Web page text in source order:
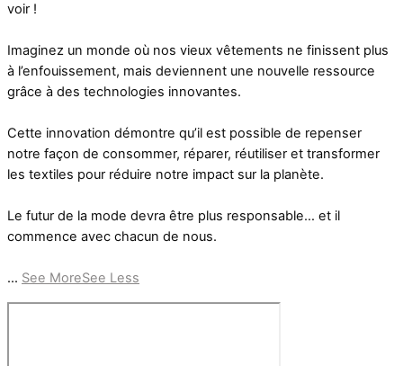
voir !
Imaginez un monde où nos vieux vêtements ne finissent plus
à l’enfouissement, mais deviennent une nouvelle ressource
grâce à des technologies innovantes.
Cette innovation démontre qu’il est possible de repenser
notre façon de consommer, réparer, réutiliser et transformer
les textiles pour réduire notre impact sur la planète.
Le futur de la mode devra être plus responsable… et il
commence avec chacun de nous.
... See MoreSee Less